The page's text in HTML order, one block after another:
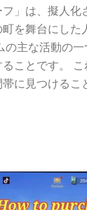
」は、擬人化
を舞台にした
の主な活動の
ことです。
帯に見つけるこ